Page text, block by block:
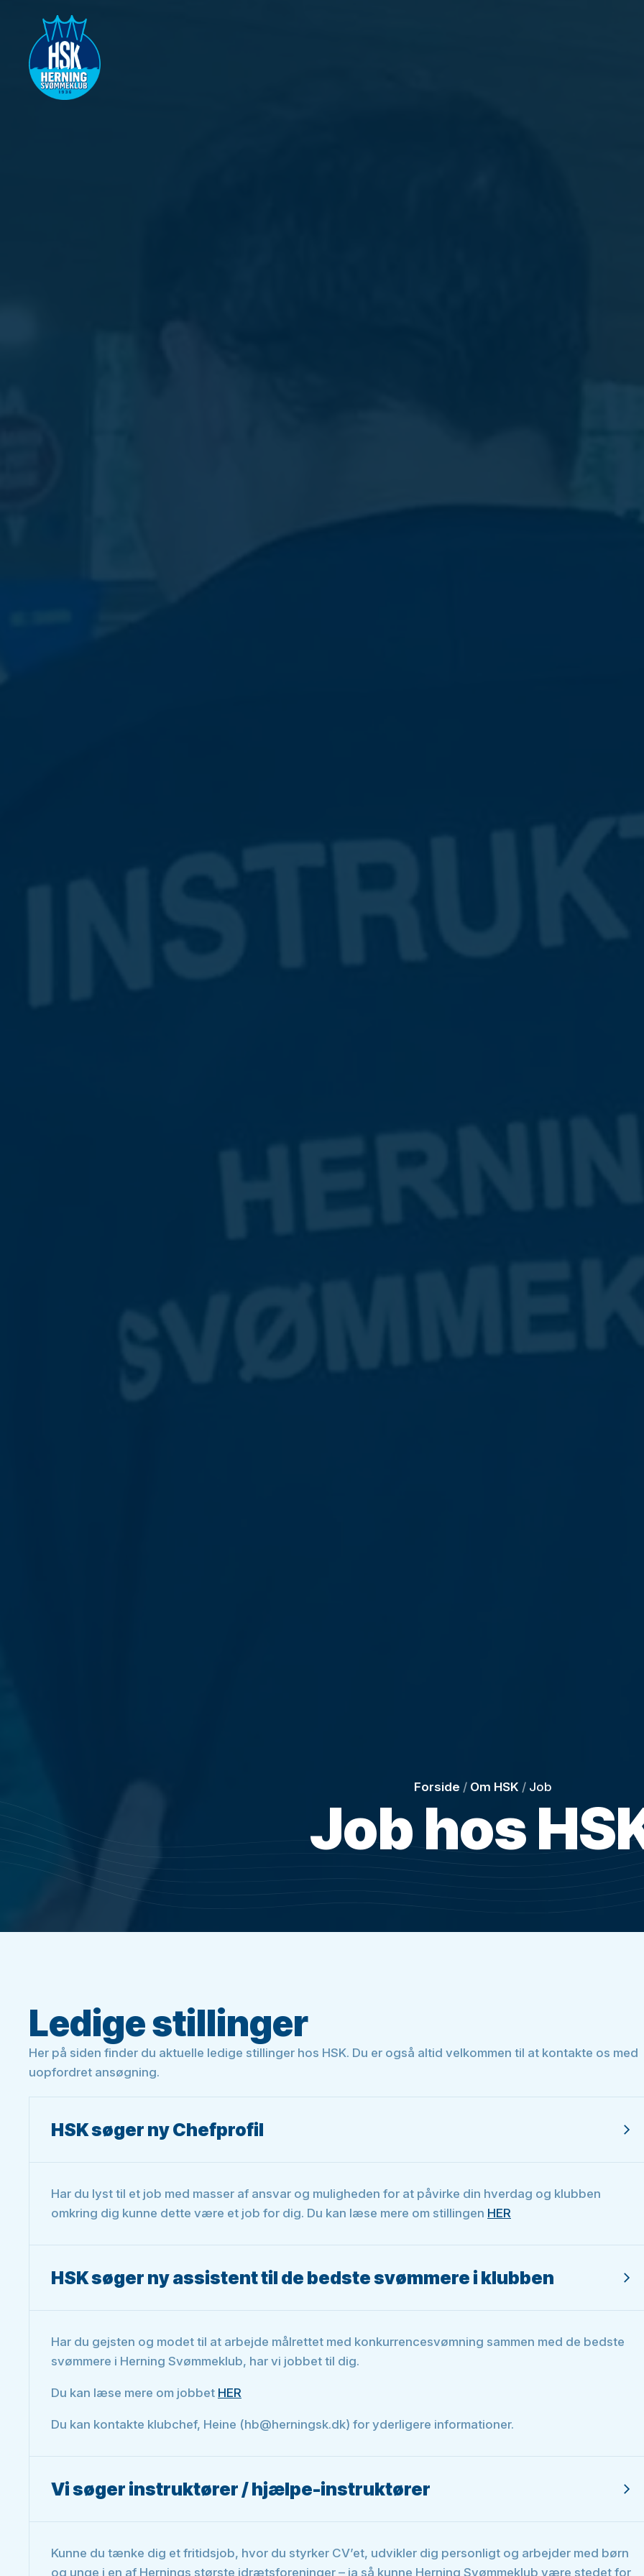
Forside / Om HSK / Job
Job hos
Ledige stillinger
Her på siden finder du aktuelle ledige stillinger hos HSK. Du er også altid velkommen til at kontakte os med
uopfordret ansøgning.
HSK søger ny Chefprofil
Har du lyst til et job med masser af ansvar og muligheden for at påvirke din hverdag og klubben
omkring dig kunne dette være et job for dig. Du kan læse mere om stillingen HER
HSK søger ny assistent til de bedste svømmere i klubben
Har du gejsten og modet til at arbejde målrettet med konkurrencesvømning sammen med de bedste
svømmere i Herning Svømmeklub, har vi jobbet til dig.
Du kan læse mere om jobbet HER
Du kan kontakte klubchef, Heine (hb@herningsk.dk) for yderligere informationer.
Vi søger instruktører / hjælpe-instruktører
Kunne du tænke dig et fritidsjob, hvor du styrker CV’et, udvikler dig personligt og arbejder med børn
og unge i en af Hernings største idrætsforeninger – ja så kunne Herning Svømmeklub være stedet for